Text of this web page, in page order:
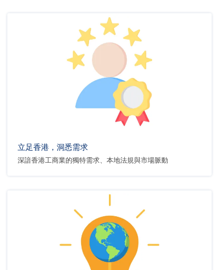
立足香港，洞悉需求
深諳香港工商業的獨特需求、本地法規與市場脈動